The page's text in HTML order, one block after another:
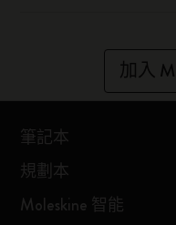
加入
筆記本
規劃本
Moleskine 智能